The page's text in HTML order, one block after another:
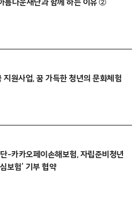
원사업, 꿈 가득한 청년의 문화체험
-카카오페이손해보험, 자립준비청년
보험’ 기부 협약